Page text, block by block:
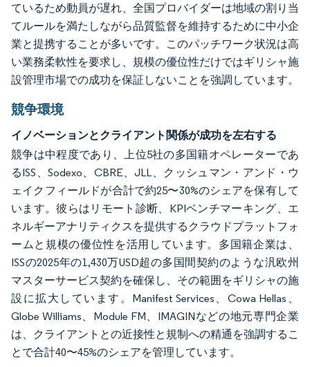
ているため動員が遅れ、全国プロバイダーは地域の割り当
てルールを満たしながら品質監督を維持するために中小企
業と提携することが多いです。このパッチワーク状況は高
い業務柔軟性を要求し、規模の優位性だけではギリシャ施
設管理市場での成功を保証しないことを強調しています。
競争環境
イノベーションとクライアント関係が成功を左右する
競争は中程度であり、上位5社の多国籍オペレーターであ
るISS、Sodexo、CBRE、JLL、クッシュマン・アンド・ウ
ェイクフィールドが合計で約25〜30%のシェアを保有して
います。彼らはリモート診断、KPIベンチマーキング、エ
ネルギーアナリティクスを提供するクラウドプラットフォ
ームと規模の優位性を活用しています。多国籍企業は、
ISSの2025年の1,430万USD超の多国間契約のような汎欧州
マスターサービス契約を確保し、その範囲をギリシャの施
設に拡大しています。Manifest Services、Cowa Hellas、
Globe Williams、Module FM、IMAGINなどの地元専門企業
は、クライアントとの近接性と規制への精通を強調するこ
とで合計40〜45%のシェアを管理しています。